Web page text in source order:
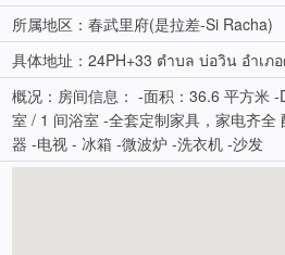
所属地区：春武里府(是拉差-Si Racha)
具体地址：24PH+33 ตำบล บ่อวิน อำเภ
概况：房间信息： -面积：36.6 平方米
室 / 1 间浴室 -全套定制家具，家电齐全
器 -电视 - 冰箱 -微波炉 -洗衣机 -沙发